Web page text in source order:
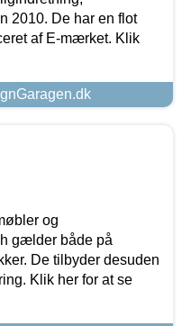
2010. De har en flot
af E-mærket. Klik
og
gælder både på
De tilbyder desuden
Klik her for at se